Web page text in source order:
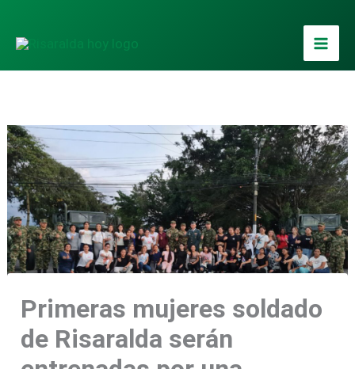
contenido
Primeras mujeres soldado
de Risaralda serán